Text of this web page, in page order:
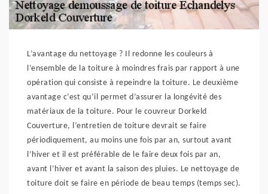
L’avantage du nettoyage ? Il redonne les couleurs à
l’ensemble de la toiture à moindres frais par rapport à une
opération qui consiste à repeindre la toiture. Le deuxième
avantage c’est qu’il permet d’assurer la longévité des
matériaux de la toiture. Pour le couvreur Dorkeld
Couverture, l’entretien de toiture devrait se faire
périodiquement, au moins une fois par an, surtout avant
l’hiver et il est préférable de le faire deux fois par an,
avant l’hiver et avant la saison des pluies. Le nettoyage de
toiture doit se faire en période de beau temps (temps sec).